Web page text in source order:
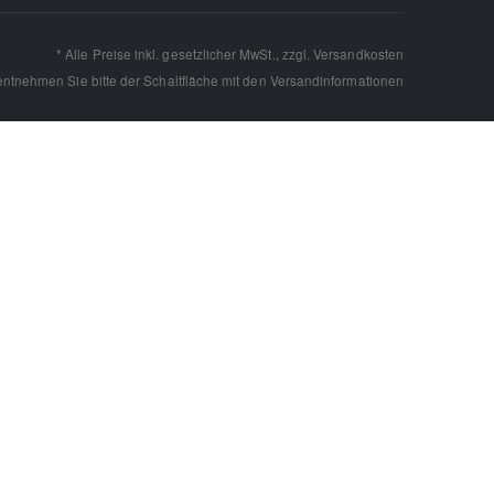
* Alle Preise inkl. gesetzlicher MwSt., zzgl.Versandkosten
Sie bitte der Schaltfläche mit den Versandinformationen